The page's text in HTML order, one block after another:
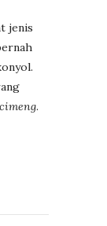
jenis
cimeng.